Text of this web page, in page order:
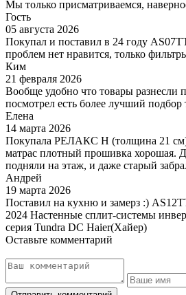
Мы только присматриваемся,
Гость
05 августа 2026
Покупал и поставил в 24 году
проблем нет нравится, только
Ким
21 февраля 2026
Вообще удобно что товары разнесли
посмотрел есть более лучший подбор
Елена
14 марта 2026
Покупала РЕЛАКС Н (толщина 21 см)
матрас плотный прошивка хорошая.
подняли на этаж, и даже старый
Андрей
19 марта 2026
Поставил на кухню и замерз :)
2024 Настенные сплит-системы
серия Tundra DC Haier(Хайер)
Оставьте комментарий